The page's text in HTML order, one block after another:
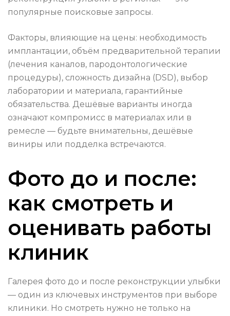
популярные поисковые запросы.
Факторы, влияющие на цены: необходимость
имплантации, объём предварительной терапии
(лечения каналов, пародонтологические
процедуры), сложность дизайна (DSD), выбор
лаборатории и материала, гарантийные
обязательства. Дешёвые варианты иногда
означают компромисс в материалах или в
ремесле — будьте внимательны, дешёвые
виниры или подделка встречаются.
Фото до и после:
как смотреть и
оценивать работы
клиник
Галерея фото до и после реконструкции улыбки
— один из ключевых инструментов при выборе
клиники. Но смотреть нужно не только на